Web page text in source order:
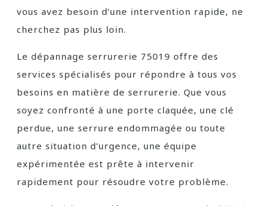
vous avez besoin d’une intervention rapide, ne
cherchez pas plus loin.
Le dépannage serrurerie 75019 offre des
services spécialisés pour répondre à tous vos
besoins en matière de serrurerie. Que vous
soyez confronté à une porte claquée, une clé
perdue, une serrure endommagée ou toute
autre situation d’urgence, une équipe
expérimentée est prête à intervenir
rapidement pour résoudre votre problème.